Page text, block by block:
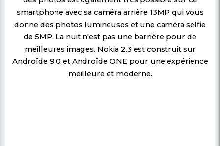
Smartphone Nokia 2.3; Un écran large de
et une grande batterie de 4000
Nokia améliore toujours sa durabilité
meilleure expérience à ses
smartphone Nokia 2.3 est un autre modèle